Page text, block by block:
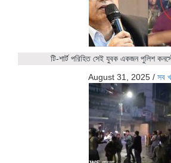
টি-শার্ট পরিহিত সেই যুবক একজন পুলিশ
August 31, 2025 / সব